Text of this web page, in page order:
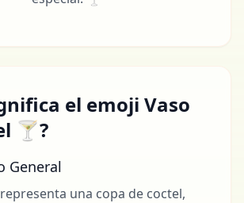
el emoji Vaso
🍸?
General
una copa de coctel,